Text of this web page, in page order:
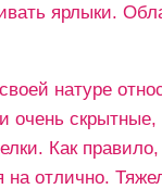
ярлыки.
натуре
очень
Как
на отлично.